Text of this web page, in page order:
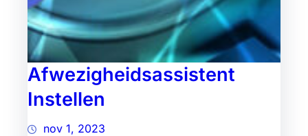
Afwezigheidsassistent
Instellen
nov 1, 2023